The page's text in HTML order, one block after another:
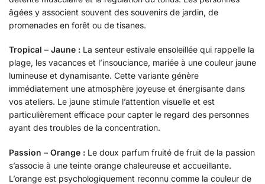
âgées y associent souvent des souvenirs de jardin, de
promenades en forêt ou de tisanes.
Tropical – Jaune : La senteur estivale ensoleillée qui rappelle la
plage, les vacances et l’insouciance, mariée à une couleur jaune
lumineuse et dynamisante. Cette variante génère
immédiatement une atmosphère joyeuse et énergisante dans
vos ateliers. Le jaune stimule l’attention visuelle et est
particulièrement efficace pour capter le regard des personnes
ayant des troubles de la concentration.
Passion – Orange : Le doux parfum fruité de fruit de la passion
s’associe à une teinte orange chaleureuse et accueillante.
L’orange est psychologiquement reconnu comme la couleur de